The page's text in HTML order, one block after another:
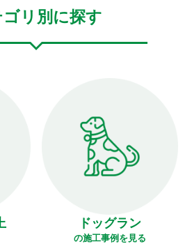
ゴリ別に探す
ドッグラン
の施工事例を見る